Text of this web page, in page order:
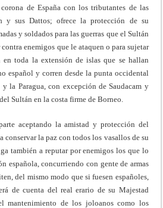
de España con los tributantes de las
y sus Dattos; ofrece la protección de su
y soldados para las guerras que el Sultán
enemigos que le ataquen o para sujetar
en toda la extensión de islas que se hallan
español y corren desde la punta occidental
la Paragua, con excepción de Saudacam y
Sultán en la costa firme de Borneo.
aceptando la amistad y protección del
conservar la paz con todos los vasallos de su
también a reputar por enemigos los que lo
española, concurriendo con gente de armas
del mismo modo que si fuesen españoles,
de cuenta del real erario de su Majestad
mantenimiento de los joloanos como los